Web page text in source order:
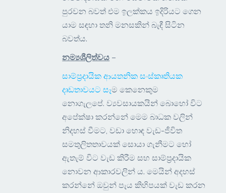
පුරවන බවත් එම ඉලක්කය ඉදිරියට ගෙන
යාම සඳහා තනි මනසකින් බැඳී සිටින
බවත්ය.
නම්‍යශීලිත්වය –
සාම්ප්‍රදායික ආයතනික සංස්කෘතියක
දෘඩතාවයට සෑම කෙනෙකුම
නොගැලපේ. ව්‍යවසායකයින් බොහෝ විට
අපේක්ෂා කරන්නේ මෙම බාධක වලින්
නිදහස් වීමට, වඩා හොඳ වැඩ-ජීවිත
සමතුලිතතාවයක් සොයා ගැනීමට හෝ
ඇතැම් විට වැඩ කිරීම සහ සාම්ප්‍රදායික
නොවන ආකාරවලින් ය. මෙයින් අදහස්
කරන්නේ ඔවුන් පැය කිහිපයක් වැඩ කරන